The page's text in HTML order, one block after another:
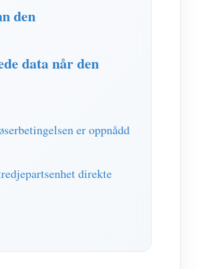
den
data når den
er oppnådd
direkte